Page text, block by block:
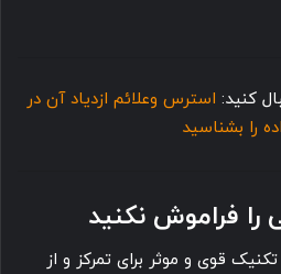
کنید: استرس وعلائم ازدیاد آن در
را بشناسید
فراموش نکنید
قوی و موثر برای تمرکز و از